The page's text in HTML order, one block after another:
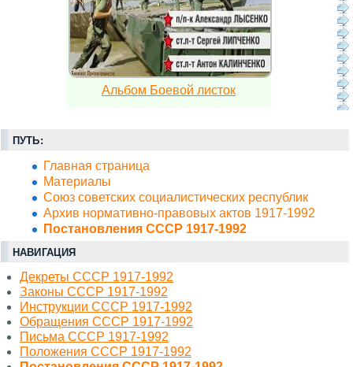
Альбом Боевой листок
ПУТЬ:
Главная страница
Материалы
Союз советских социалистических республик
Архив нормативно-правовых актов 1917-1992
Постановления СССР 1917-1992
НАВИГАЦИЯ
Декреты СССР 1917-1992
Законы СССР 1917-1992
Инструкции СССР 1917-1992
Обращения СССР 1917-1992
Письма СССР 1917-1992
Положения СССР 1917-1992